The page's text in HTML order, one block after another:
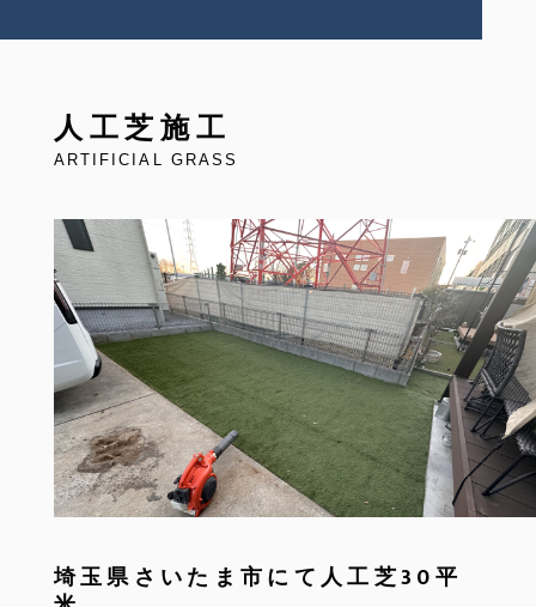
人工芝施工
ARTIFICIAL GRASS
埼玉県さいたま市にて人工芝30平